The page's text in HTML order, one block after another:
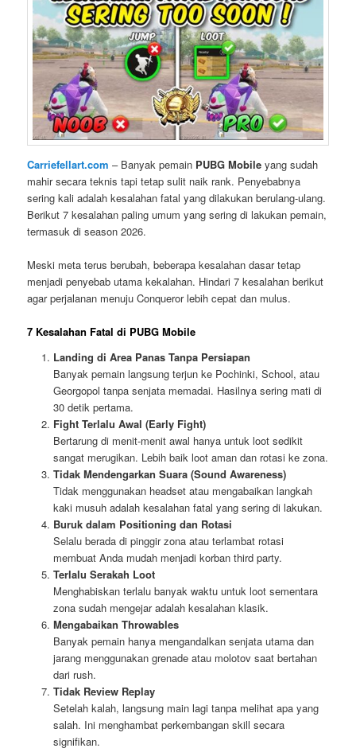
Carriefellart.com – Banyak pemain PUBG Mobile yang sudah
mahir secara teknis tapi tetap sulit naik rank. Penyebabnya
sering kali adalah kesalahan fatal yang dilakukan berulang-ulang.
Berikut 7 kesalahan paling umum yang sering di lakukan pemain,
termasuk di season 2026.
Meski meta terus berubah, beberapa kesalahan dasar tetap
menjadi penyebab utama kekalahan. Hindari 7 kesalahan berikut
agar perjalanan menuju Conqueror lebih cepat dan mulus.
7 Kesalahan Fatal di PUBG Mobile
Landing di Area Panas Tanpa Persiapan
Banyak pemain langsung terjun ke Pochinki, School, atau
Georgopol tanpa senjata memadai. Hasilnya sering mati di
30 detik pertama.
Fight Terlalu Awal (Early Fight)
Bertarung di menit-menit awal hanya untuk loot sedikit
sangat merugikan. Lebih baik loot aman dan rotasi ke zona.
Tidak Mendengarkan Suara (Sound Awareness)
Tidak menggunakan headset atau mengabaikan langkah
kaki musuh adalah kesalahan fatal yang sering di lakukan.
Buruk dalam Positioning dan Rotasi
Selalu berada di pinggir zona atau terlambat rotasi
membuat Anda mudah menjadi korban third party.
Terlalu Serakah Loot
Menghabiskan terlalu banyak waktu untuk loot sementara
zona sudah mengejar adalah kesalahan klasik.
Mengabaikan Throwables
Banyak pemain hanya mengandalkan senjata utama dan
jarang menggunakan grenade atau molotov saat bertahan
dari rush.
Tidak Review Replay
Setelah kalah, langsung main lagi tanpa melihat apa yang
salah. Ini menghambat perkembangan skill secara
signifikan.